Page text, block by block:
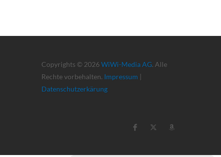
Copyrights © 2026 WiWi-Media AG. Alle
Rechte vorbehalten. Impressum |
Datenschutzerkärung